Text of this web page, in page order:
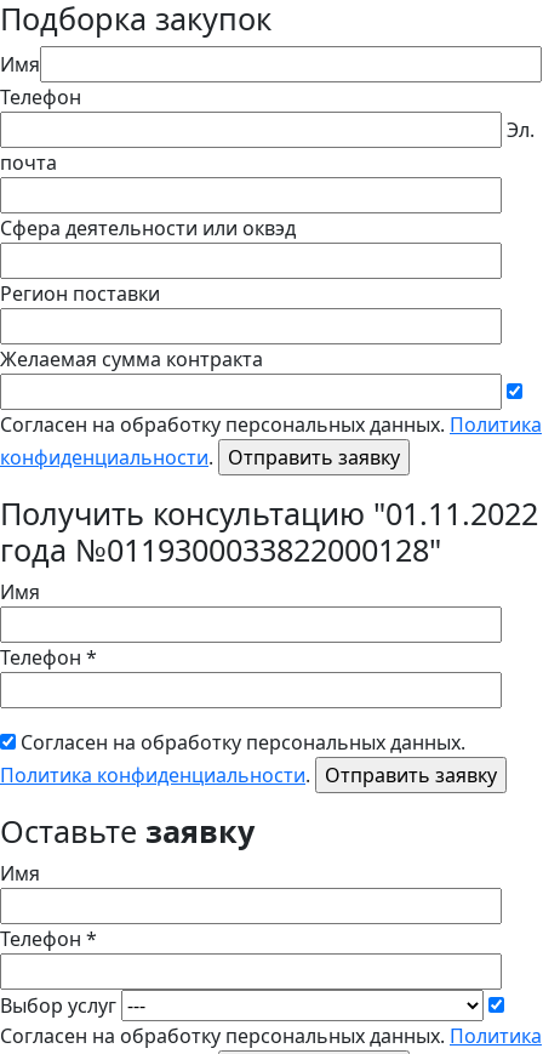
Подборка закупок
Имя
Телефон
Эл.
почта
Сфера деятельности или оквэд
Регион поставки
Желаемая сумма контракта
Согласен на обработку персональных данных. Политика
конфиденциальности.
Получить консультацию "01.11.2022
года №0119300033822000128"
Имя
Телефон *
Согласен на обработку персональных данных.
Политика конфиденциальности.
Оставьте заявку
Имя
Телефон *
Выбор услуг
Согласен на обработку персональных данных. Политика